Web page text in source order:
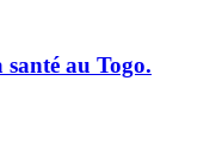
au Togo.